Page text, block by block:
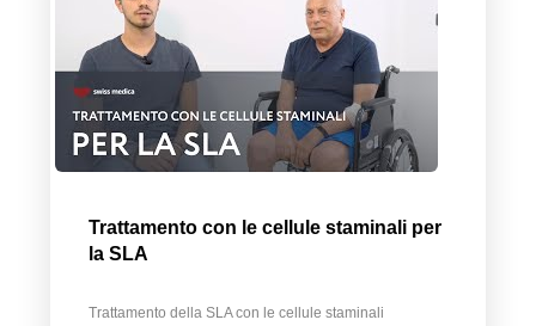
Trattamento con le cellule staminali per
la SLA
Trattamento della SLA con le cellule staminali